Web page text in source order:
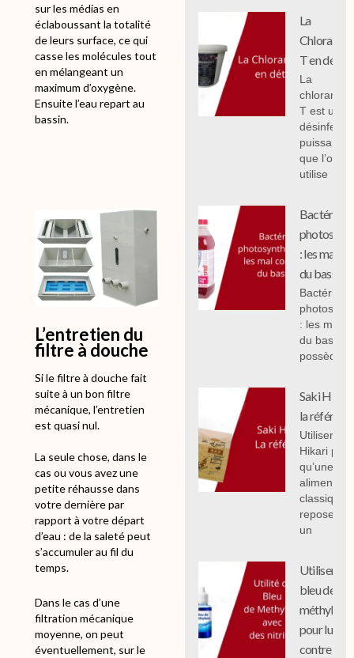
sur les médias en
éclaboussant la totalité
de leurs surface, ce qui
casse les molécules tout
en mélangeant un
maximum d’oxygène.
Ensuite l’eau repart au
bassin.
L’entretien du
filtre à douche
Si le filtre à douche fait
suite à un bon filtre
mécanique, l’entretien
est quasi nul.
La seule chose, dans le
cas ou vous avez une
petite réhausse dans
votre dernière par
rapport à votre départ
d’eau : de la saleté peut
s’accumuler au fil du
temps.
Dans le cas d’une
filtration mécanique
moyenne, on peut
éventuellement, sur le
La
T en détail
La
chloramine
T est un
puissant
que l’on
utilise
Bactéries
: les mal
du bassin.
Bactéries
: les mal
du bassin,
possèdent
Saki
la
Utiliser
Hikari
qu’une
classique
repose sur
un
Utiliser le
bleu de
méthylène
pour lutter
contre